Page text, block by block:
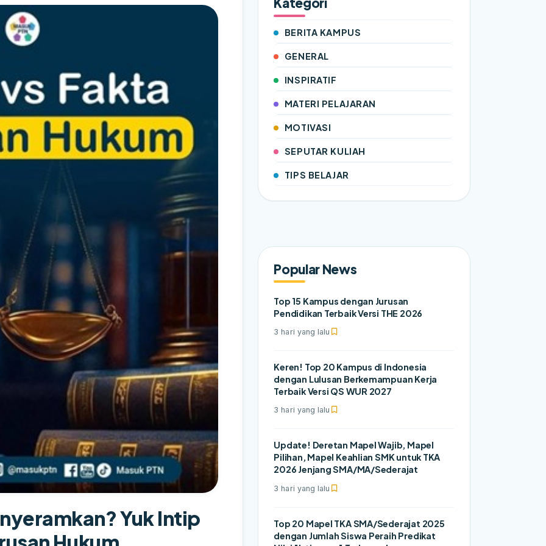
Yuk Intip
BERITA KAMPUS
GENERAL
INSPIRATIF
MATERI PELAJARAN
MOTIVASI
SEPUTAR KULIAH
TIPS BELAJAR
Popular News
Top 15 Kampus dengan Jurusan
Pendidikan Terbaik Versi THE 2026
3 hari yang lalu
Keren! Top 20 Kampus di Indonesia
dengan Lulusan Berkemampuan Kerja
Terbaik Versi QS WUR 2027
3 hari yang lalu
Update! Deretan Mapel Wajib, Mapel
Pilihan, Mapel Keahlian SMK untuk TKA
2026 Jenjang SMA/MA/Sederajat
3 hari yang lalu
Top 20 Mapel TKA SMA/Sederajat 2025
dengan Jumlah Siswa Peraih Predikat